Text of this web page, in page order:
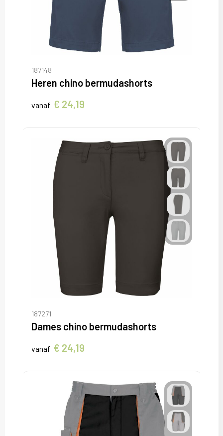
187148
Heren chino bermudashorts
vanaf € 24,19
187271
Dames chino bermudashorts
vanaf € 24,19